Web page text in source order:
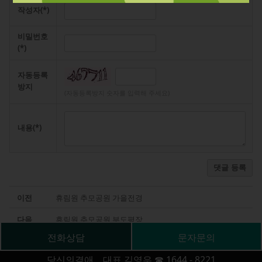
작성자(*)
비밀번호
(*)
자동등록
방지
내용(*)
댓글 등록
이전 휴림원 추모공원 가을전경
다음 휴림원 추모공원 부도평장
전화상담 문자문의